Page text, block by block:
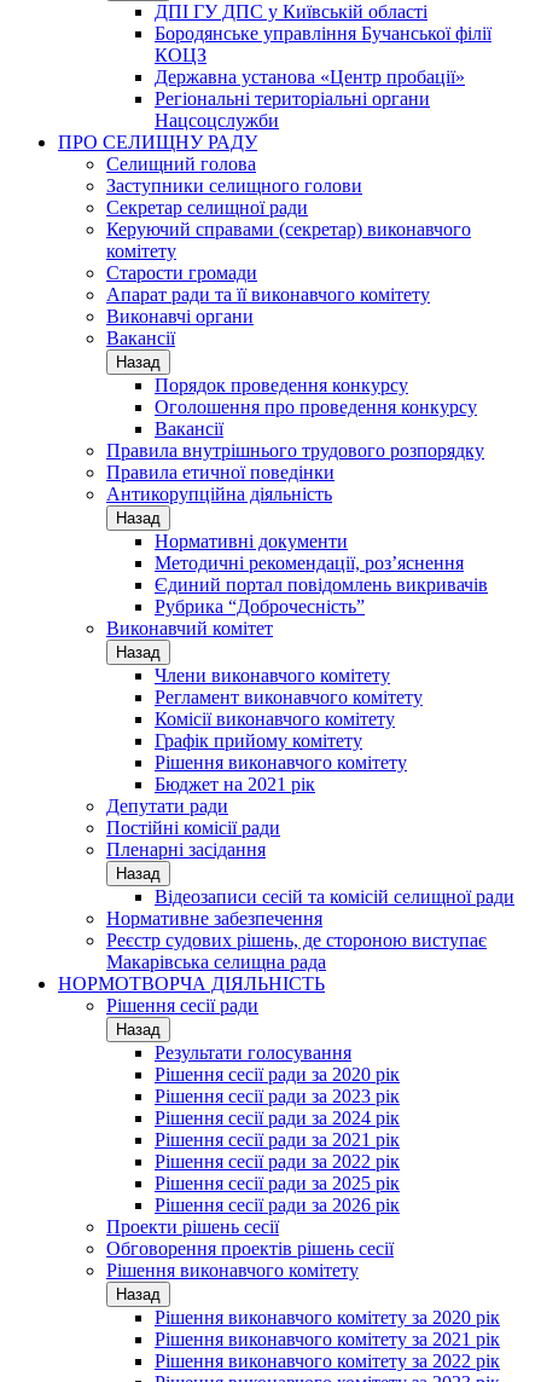
ДПІ ГУ ДПС у Київській області
Бородянське управління Бучанської філії
КОЦЗ
Державна установа «Центр пробації»
Регіональні територіальні органи
Нацсоцслужби
ПРО СЕЛИЩНУ РАДУ
Селищний голова
Заступники селищного голови
Секретар селищної ради
Керуючий справами (секретар) виконавчого
комітету
Старости громади
Апарат ради та її виконавчого комітету
Виконавчі органи
Вакансії
Назад
Порядок проведення конкурсу
Оголошення про проведення конкурсу
Вакансії
Правила внутрішнього трудового розпорядку
Правила етичної поведінки
Антикорупційна діяльність
Назад
Нормативні документи
Методичні рекомендації, роз’яснення
Єдиний портал повідомлень викривачів
Рубрика “Доброчесність”
Виконавчий комітет
Назад
Члени виконавчого комітету
Регламент виконавчого комітету
Комісії виконавчого комітету
Графік прийому комітету
Рішення виконавчого комітету
Бюджет на 2021 рік
Депутати ради
Постійні комісії ради
Пленарні засідання
Назад
Відеозаписи сесій та комісій селищної ради
Нормативне забезпечення
Реєстр судових рішень, де стороною виступає
Макарівська селищна рада
НОРМОТВОРЧА ДІЯЛЬНІСТЬ
Рішення сесії ради
Назад
Результати голосування
Рішення сесії ради за 2020 рік
Рішення сесії ради за 2023 рік
Рішення сесії ради за 2024 рік
Рішення сесії ради за 2021 рік
Рішення сесії ради за 2022 рік
Рішення сесії ради за 2025 рік
Рішення сесії ради за 2026 рік
Проекти рішень сесії
Обговорення проектів рішень сесії
Рішення виконавчого комітету
Назад
Рішення виконавчого комітету за 2020 рік
Рішення виконавчого комітету за 2021 рік
Рішення виконавчого комітету за 2022 рік